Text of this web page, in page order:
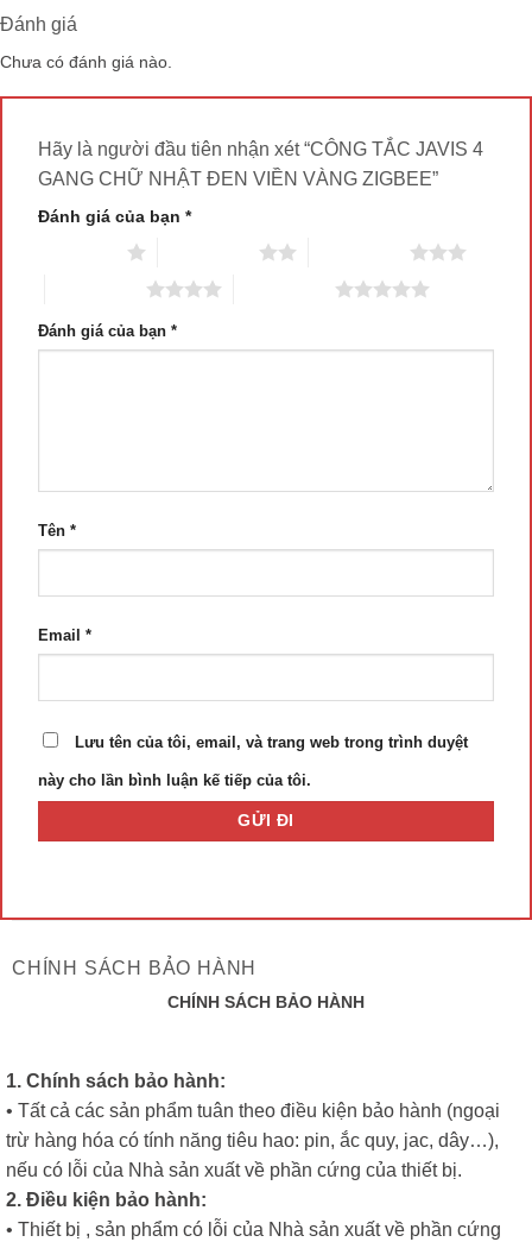
Đánh giá
Chưa có đánh giá nào.
Hãy là người đầu tiên nhận xét “CÔNG TẮC JAVIS 4
GANG CHỮ NHẬT ĐEN VIỀN VÀNG ZIGBEE”
Đánh giá của bạn *
Đánh giá của bạn *
Tên *
Email *
Lưu tên của tôi, email, và trang web trong trình duyệt
này cho lần bình luận kế tiếp của tôi.
CHÍNH SÁCH BẢO HÀNH
CHÍNH SÁCH BẢO HÀNH
1. Chính sách bảo hành:
• Tất cả các sản phẩm tuân theo điều kiện bảo hành (ngoại
trừ hàng hóa có tính năng tiêu hao: pin, ắc quy, jac, dây…),
nếu có lỗi của Nhà sản xuất về phần cứng của thiết bị.
2. Điều kiện bảo hành:
• Thiết bị , sản phẩm có lỗi của Nhà sản xuất về phần cứng